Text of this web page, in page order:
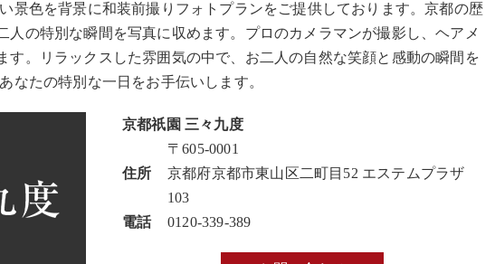
景色を背景に和装前撮りフォトプランをご提供しております。京都の歴
人の特別な瞬間を写真に収めます。プロのカメラマンが撮影し、ヘアメ
す。リラックスした雰囲気の中で、お二人の自然な笑顔と感動の瞬間を
なたの特別な一日をお手伝いします。
京都祇園 三々九度
住所
〒605-0001
京都府京都市東山区二町目52 エステムプラザ
103
電話
0120-339-389